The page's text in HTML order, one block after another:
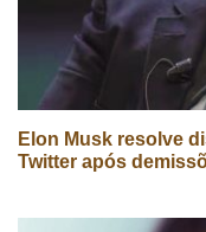
Elon Musk resolve
Twitter após